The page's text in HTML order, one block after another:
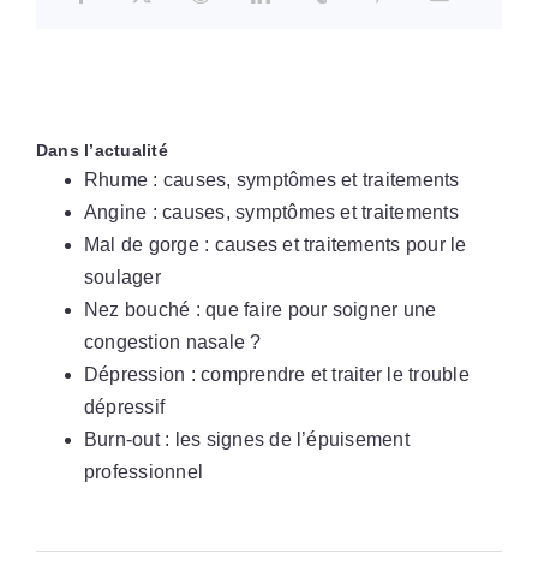
Dans l’actualité
Rhume : causes, symptômes et traitements
Angine : causes, symptômes et traitements
Mal de gorge : causes et traitements pour le
soulager
Nez bouché : que faire pour soigner une
congestion nasale ?
Dépression : comprendre et traiter le trouble
dépressif
Burn-out : les signes de l’épuisement
professionnel